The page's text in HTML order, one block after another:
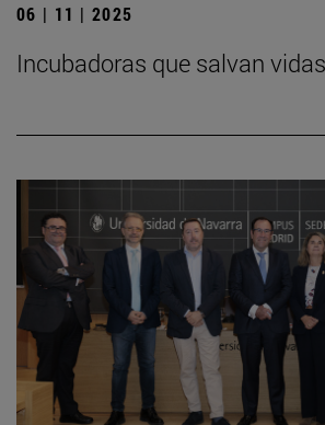
06 | 11 | 2025
Incubadoras que salvan vidas